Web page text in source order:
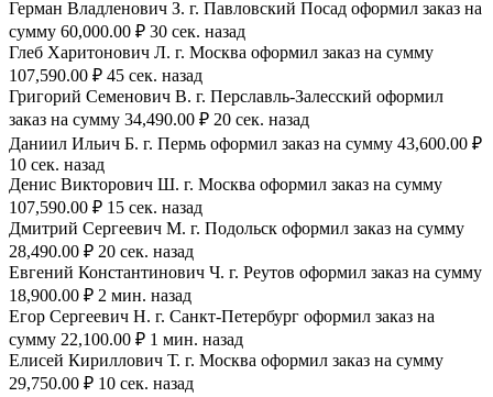
Герман Владленович З. г. Павловский Посад оформил заказ на
сумму 60,000.00 ₽ 30 сек. назад
Глеб Харитонович Л. г. Москва оформил заказ на сумму
107,590.00 ₽ 45 сек. назад
Григорий Семенович В. г. Перславль-Залесский оформил
заказ на сумму 34,490.00 ₽ 20 сек. назад
Даниил Ильич Б. г. Пермь оформил заказ на сумму 43,600.00 ₽
10 сек. назад
Денис Викторович Ш. г. Москва оформил заказ на сумму
107,590.00 ₽ 15 сек. назад
Дмитрий Сергеевич М. г. Подольск оформил заказ на сумму
28,490.00 ₽ 20 сек. назад
Евгений Константинович Ч. г. Реутов оформил заказ на сумму
18,900.00 ₽ 2 мин. назад
Егор Сергеевич Н. г. Санкт-Петербург оформил заказ на
сумму 22,100.00 ₽ 1 мин. назад
Елисей Кириллович Т. г. Москва оформил заказ на сумму
29,750.00 ₽ 10 сек. назад